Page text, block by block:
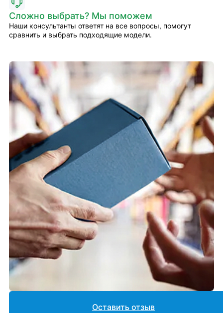
Сложно выбрать? Мы поможем
Наши консультанты ответят на все вопросы, помогут
сравнить и выбрать подходящие модели.
Оставить отзыв